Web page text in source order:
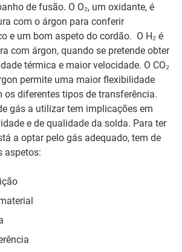
de fusão. O O₂, um oxidante, é
com o árgon para conferir
e um bom aspeto do cordão. O H₂ é
com árgon, quando se pretende obter
térmica e maior velocidade. O CO₂
permite uma maior flexibilidade
os diferentes tipos de transferência.
gás a utilizar tem implicações em
e de qualidade da solda. Para ter
a optar pelo gás adequado, tem de
aspetos: